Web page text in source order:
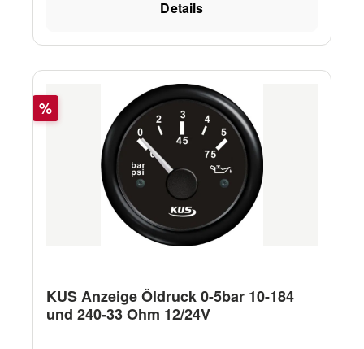
Details
Rabatt
%
KUS Anzeige Öldruck 0-5bar 10-184
und 240-33 Ohm 12/24V